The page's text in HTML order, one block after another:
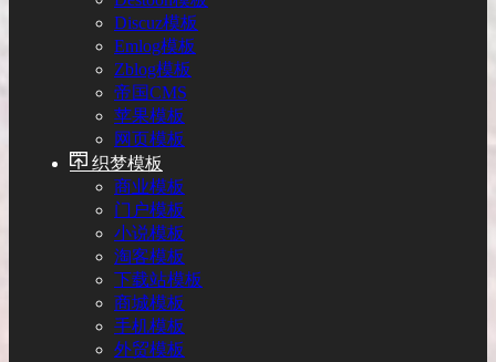
Discuz模板
Emlog模板
Zblog模板
帝国CMS
苹果模板
网页模板
织梦模板
商业模板
门户模板
小说模板
淘客模板
下载站模板
商城模板
手机模板
外贸模板